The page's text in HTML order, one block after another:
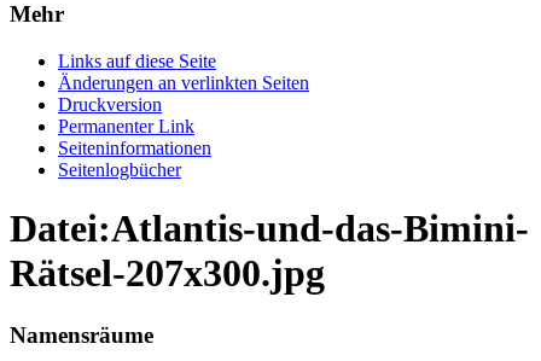
Mehr
Links auf diese Seite
Änderungen an verlinkten Seiten
Druckversion
Permanenter Link
Seiten­informationen
Seitenlogbücher
Datei:Atlantis-und-das-Bimini-
Rätsel-207x300.jpg
Namensräume